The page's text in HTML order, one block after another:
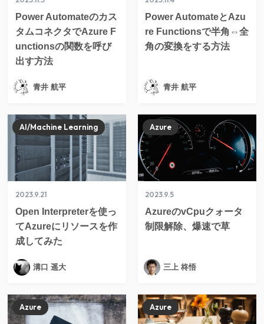
Power Automateのカス
タムコネクタでAzure F
unctionsの関数を呼び
出す方法
青井 航平
Power AutomateとAzu
re Functionsで半角⇔全
角の変換をする方法
青井 航平
2023.9.21
Open Interpreterを使っ
てAzureにリソースを作
成してみた
AI/Machine Learning
溝口 遥大
2023.9.5
AzureのvCpuクォータ
制限解除、爆速で草
Azure
三上 柊悟
Azure Azure